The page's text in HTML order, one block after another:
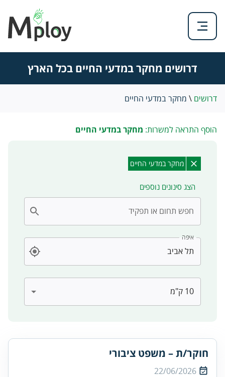
דרושים מחקר במדעי החיים בכל הארץ
דרושים \ מחקר במדעי החיים
הוסף התראה למשרות: מחקר במדעי החיים
מחקר במדעי החיים
הצג סינונים נוספים
חפש תחום או תפקיד
איפה
חוקר/ת – משפט ציבורי
22/06/2026